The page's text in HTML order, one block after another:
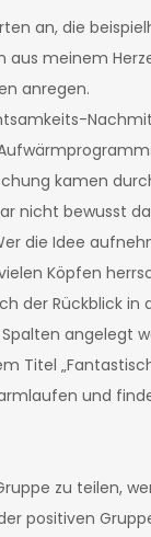
an, die
aus meinem
anregen.
kamen
nicht bewusst
die Idee
Köpfen
der Rückblick in
angelegt
Titel
und
zu teilen,
positiven